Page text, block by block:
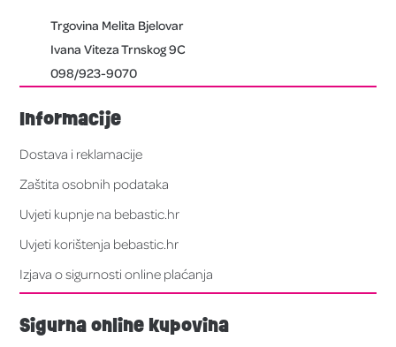
Trgovina Melita Bjelovar
Ivana Viteza Trnskog 9C
098/923-9070
Informacije
Dostava i reklamacije
Zaštita osobnih podataka
Uvjeti kupnje na bebastic.hr
Uvjeti korištenja bebastic.hr
Izjava o sigurnosti online plaćanja
Sigurna online kupovina